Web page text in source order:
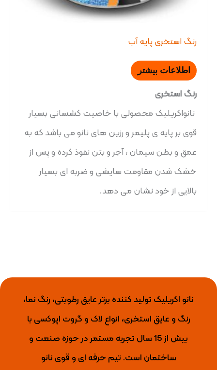
رنگ استخری پایه آب
اطلاعات بیشتر
رنگ استخری
نانواکریلیک محصولی با خاصیت کشسانی بسیار
قوی بر پایه ی پلیمر و رزین های نانو می باشد که به
عمق و بطن سیمان ، آجر و بتن نفوذ کرده و پس از
خشک شدن مقاومت سایشی و ضربه ای بسیار
بالایی از خود نشان می دهد.
نانو اکریلیک تولید کننده برتر عایق رطوبتی، رنگ نما،
رنگ و عایق استخری، انواع لاک و گروت اپوکسی با
بیش از 15 سال تجربه مستمر در حوزه صنعت و
ساختمان است. تیم حرفه ای و قوی نانو